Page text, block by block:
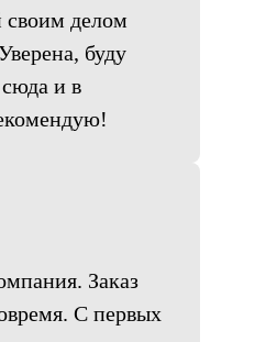
своим делом
буду
и в
Заказ
С первых